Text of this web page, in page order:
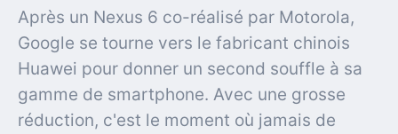
Après un Nexus 6 co-réalisé par Motorola,
Google se tourne vers le fabricant chinois
Huawei pour donner un second souffle à sa
gamme de smartphone. Avec une grosse
réduction, c'est le moment où jamais de